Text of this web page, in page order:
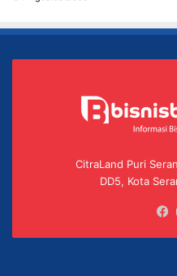
CitraLand Puri
DD5, Kota